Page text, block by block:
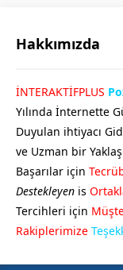
Hakkımızda
İNTERAKTİFPLUS
Yılında İnternette
Duyulan ihtiyacı
ve Uzman bir
Başarılar için
Destekleyen is
Tercihleri için
Rakiplerimize